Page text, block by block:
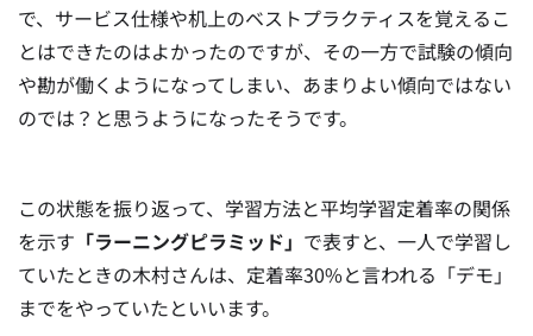
で、サービス仕様や机上のベストプラクティスを覚えるこ
とはできたのはよかったのですが、その一方で試験の傾向
や勘が働くようになってしまい、あまりよい傾向ではない
のでは？と思うようになったそうです。
この状態を振り返って、学習方法と平均学習定着率の関係
を示す 「ラーニングピラミッド」 で表すと、一人で学習し
ていたときの木村さんは、定着率30%と言われる「デモ」
までをやっていたといいます。